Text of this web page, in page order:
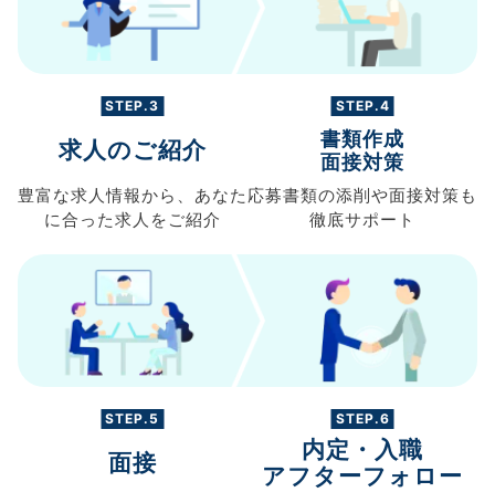
STEP.3
求人のご紹介
豊富な求人情報から、 あなた
に合った求人を ご紹介
STEP.4
書類作成
面接対策
応募書類の添削や面接対策も
徹底サポート
STEP.5
面接
STEP.6
内定・入職
アフターフォロー